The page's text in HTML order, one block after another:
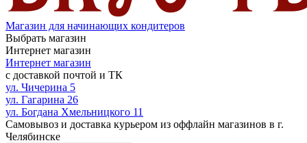
Магазин для начинающих кондитеров
Выбрать магазин
Интернет магазин
Интернет магазин
с доставкой почтой и ТК
ул. Чичерина 5
ул. Гагарина 26
ул. Богдана Хмельницкого 11
Самовывоз и доставка курьером из оффлайн магазинов в г.
Челябинске